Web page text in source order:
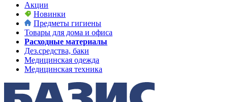
Акции
Новинки
Предметы гигиены
Товары для дома и офиса
Расходные материалы
Дез.средства, баки
Медицинская одежда
Медицинская техника